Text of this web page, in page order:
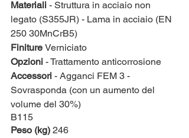
Materiali - Struttura in acciaio non
legato (S355JR) - Lama in acciaio (EN
250 30MnCrB5)
Finiture Verniciato
Opzioni - Trattamento anticorrosione
Accessori - Agganci FEM 3 -
Sovrasponda (con un aumento del
volume del 30%)
B115
Peso (kg) 246